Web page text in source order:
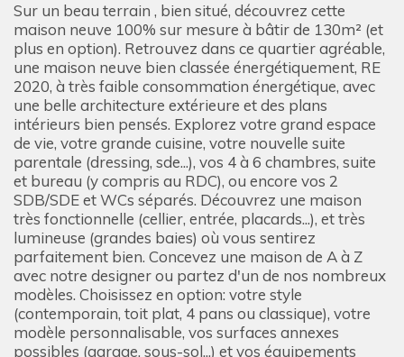
Sur un beau terrain , bien situé, découvrez cette
maison neuve 100% sur mesure à bâtir de 130m² (et
plus en option). Retrouvez dans ce quartier agréable,
une maison neuve bien classée énergétiquement, RE
2020, à très faible consommation énergétique, avec
une belle architecture extérieure et des plans
intérieurs bien pensés. Explorez votre grand espace
de vie, votre grande cuisine, votre nouvelle suite
parentale (dressing, sde...), vos 4 à 6 chambres, suite
et bureau (y compris au RDC), ou encore vos 2
SDB/SDE et WCs séparés. Découvrez une maison
très fonctionnelle (cellier, entrée, placards...), et très
lumineuse (grandes baies) où vous sentirez
parfaitement bien. Concevez une maison de A à Z
avec notre designer ou partez d'un de nos nombreux
modèles. Choisissez en option: votre style
(contemporain, toit plat, 4 pans ou classique), votre
modèle personnalisable, vos surfaces annexes
possibles (garage, sous-sol...) et vos équipements